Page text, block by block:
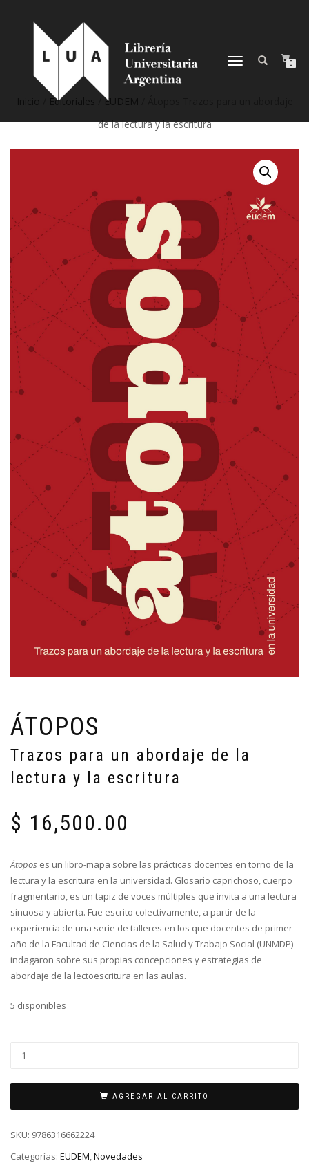
NAVEGACIÓN
0
Editoriales EUDEM
de la lectura y la escritura
ÁTOPOS
Trazos para un abordaje de la
lectura y la escritura
$ 16,500.00
Átopos es un libro-mapa sobre las prácticas docentes en torno de la
lectura y la escritura en la universidad. Glosario caprichoso, cuerpo
fragmentario, es un tapiz de voces múltiples que invita a una lectura
sinuosa y abierta. Fue escrito colectivamente, a partir de la
experiencia de una serie de talleres en los que docentes de primer
año de la Facultad de Ciencias de la Salud y Trabajo Social (UNMDP)
indagaron sobre sus propias concepciones y estrategias de
abordaje de la lectoescritura en las aulas.
5 disponibles
AGREGAR AL CARRITO
SKU: 9786316662224
Categorías: EUDEM,Novedades